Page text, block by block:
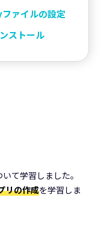
ァイルの設定
ストール
て学習しました。
リの作成を学習しま